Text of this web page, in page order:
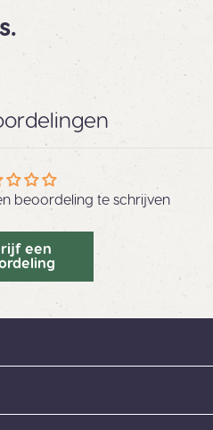
beoordeling te schrijven
een